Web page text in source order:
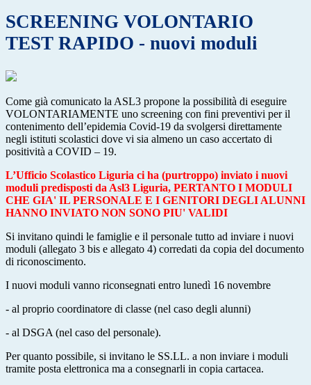
SCREENING VOLONTARIO
TEST RAPIDO - nuovi moduli
Come già comunicato la ASL3 propone la possibilità di eseguire
VOLONTARIAMENTE uno screening con fini preventivi per il
contenimento dell’epidemia Covid-19 da svolgersi direttamente
negli istituti scolastici dove vi sia almeno un caso accertato di
positività a COVID – 19.
L’Ufficio Scolastico Liguria ci ha (purtroppo) inviato i nuovi
moduli predisposti da Asl3 Liguria, PERTANTO I MODULI
CHE GIA' IL PERSONALE E I GENITORI DEGLI ALUNNI
HANNO INVIATO NON SONO PIU' VALIDI
Si invitano quindi le famiglie e il personale tutto ad inviare i nuovi
moduli (allegato 3 bis e allegato 4) corredati da copia del documento
di riconoscimento.
I nuovi moduli vanno riconsegnati entro lunedì 16 novembre
- al proprio coordinatore di classe (nel caso degli alunni)
- al DSGA (nel caso del personale).
Per quanto possibile, si invitano le SS.LL. a non inviare i moduli
tramite posta elettronica ma a consegnarli in copia cartacea.